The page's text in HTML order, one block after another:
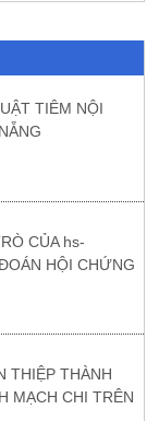
TIÊM NỘI
CỦA hs-
HỘI CHỨNG
THIỆP THÀNH
MẠCH CHI TRÊN